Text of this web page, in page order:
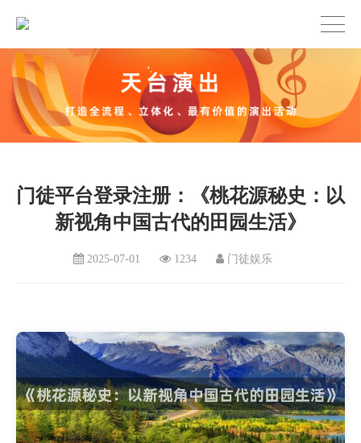
门徒平台登录注册：《桃花源秘史：以
新视角中国古代的田园生活》
2025-07-01 1234 门徒娱乐